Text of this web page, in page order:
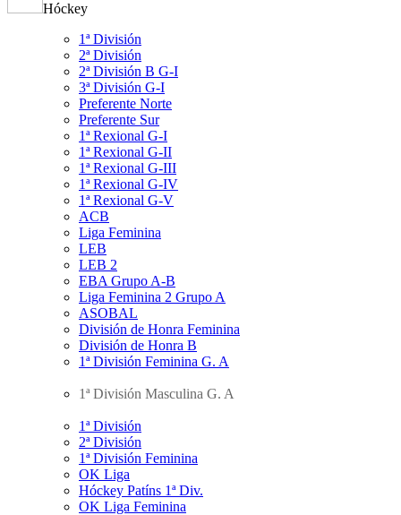
Hóckey
1ª División
2ª División
2ª División B G-I
3ª División G-I
Preferente Norte
Preferente Sur
1ª Rexional G-I
1ª Rexional G-II
1ª Rexional G-III
1ª Rexional G-IV
1ª Rexional G-V
ACB
Liga Feminina
LEB
LEB 2
EBA Grupo A-B
Liga Feminina 2 Grupo A
ASOBAL
División de Honra Feminina
División de Honra B
1ª División Feminina G. A
1ª División Masculina G. A
1ª División
2ª División
1ª División Feminina
OK Liga
Hóckey Patíns 1ª Div.
OK Liga Feminina